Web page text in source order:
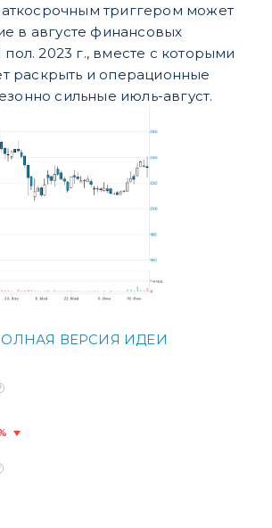
триггером может
в августе финансовых
пол. 2023 г., вместе с которыми
раскрыть и операционные
сильные июль-август.
ВЕРСИЯ ИДЕИ